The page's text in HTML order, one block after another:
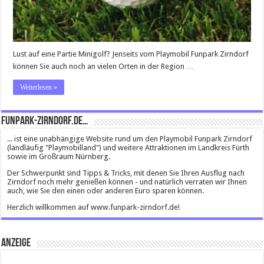
Lust auf eine Partie Minigolf? Jenseits vom Playmobil Funpark Zirndorf
können Sie auch noch an vielen Orten in der Region …
Weiterlesen »
Funpark-Zirndorf.de…
... ist eine unabhängige Website rund um den Playmobil Funpark Zirndorf
(landläufig "Playmobilland") und weitere Attraktionen im Landkreis Fürth
sowie im Großraum Nürnberg.
Der Schwerpunkt sind Tipps & Tricks, mit denen Sie Ihren Ausflug nach
Zirndorf noch mehr genießen können - und natürlich verraten wir Ihnen
auch, wie Sie den einen oder anderen Euro sparen können.
Herzlich willkommen auf www.funpark-zirndorf.de!
Anzeige